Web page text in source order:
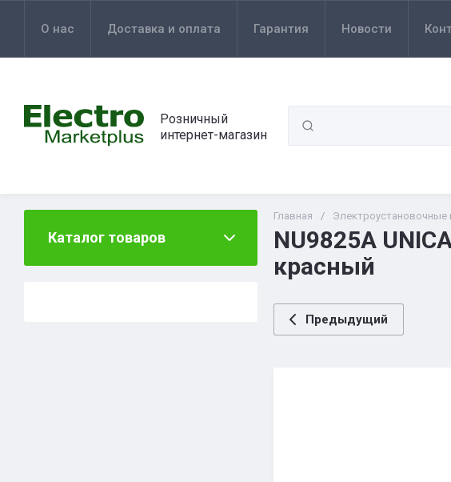
О нас Доставка и оплата Гарантия Новости
Розничный
интернет-магазин
Каталог товаров
Главная / Электроустановочные
NU9825A
красный
Предыдущий